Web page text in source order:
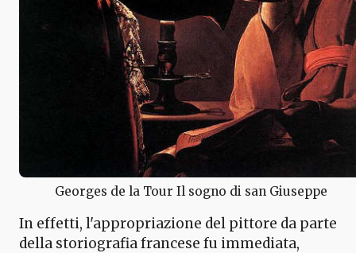
Georges de la Tour Il sogno di san Giuseppe
In effetti, l'appropriazione del pittore da parte
della storiografia francese fu immediata,